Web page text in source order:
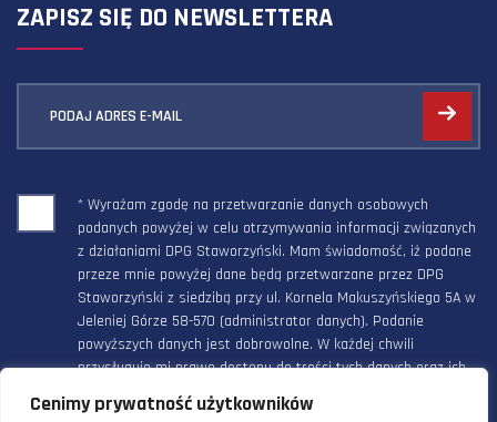
Cenimy prywatność użytkowników
ZAPISZ SIĘ DO NEWSLETTERA
PODAJ ADRES E-MAIL
* Wyrażam zgodę na przetwarzanie danych osobowych
podanych powyżej w celu otrzymywania informacji związanych
z działaniami DPG Staworzyński. Mam świadomość, iż podane
przeze mnie powyżej dane będą przetwarzane przez DPG
Staworzyński z siedzibą przy ul. Kornela Makuszyńskiego 5A w
Jeleniej Górze 58-570 (administrator danych). Podanie
powyższych danych jest dobrowolne. W każdej chwili
przysługuje mi prawo dostępu do treści tych danych oraz ich
poprawienia, a powyższa zgoda może być odwołana w każdym
czasie.